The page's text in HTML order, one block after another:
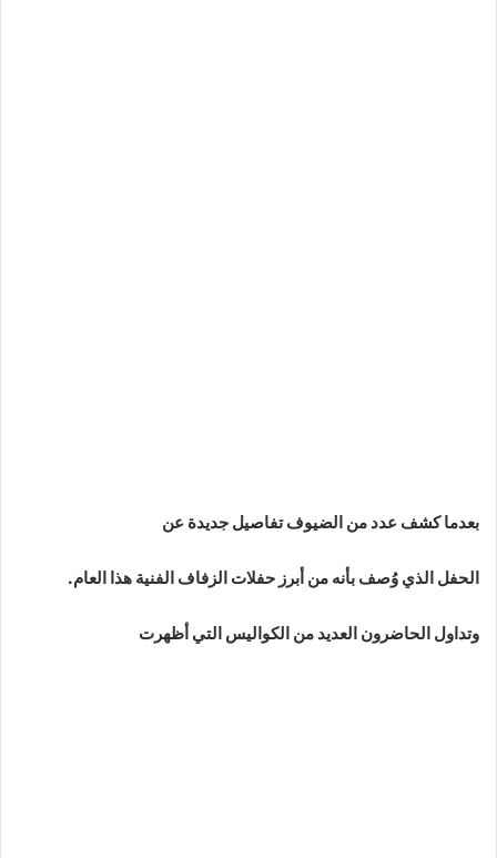
بعدما كشف عدد من الضيوف تفاصيل جديدة عن
الحفل الذي وُصف بأنه من أبرز حفلات الزفاف الفنية هذا العام.
وتداول الحاضرون العديد من الكواليس التي أظهرت